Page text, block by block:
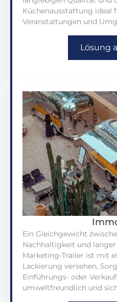
Küchenausstattung ideal
Veranstaltungen und
Lösung
Ein Gleichgewicht
Nachhaltigkeit und
Marketing-Trailer ist mit
Lackierung versehen,
Einführungs- oder
umweltfreundlich und